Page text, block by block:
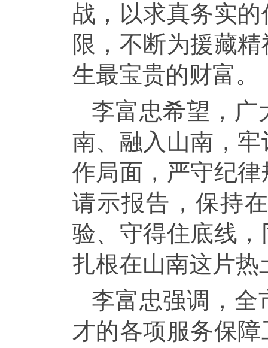
战，以求真务实
限，不断为援藏
生最宝贵的财富。
李富忠希望，广
南、融入山南，
作局面，严守纪
请示报告，保持
验、守得住底线
扎根在山南这片热
李富忠强调，全
才的各项服务保